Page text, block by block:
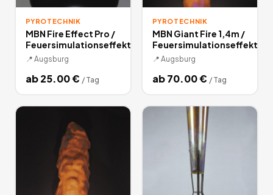
PYROTECHNIK
MBN Fire Effect Pro /
Feuersimulationseffekt
📍 Augsburg
ab25.00€ / Tag
PYROTECHNIK
MBN Giant Fire 1,4m /
Feuersimulationseffekt
📍 Augsburg
ab70.00€ / Tag